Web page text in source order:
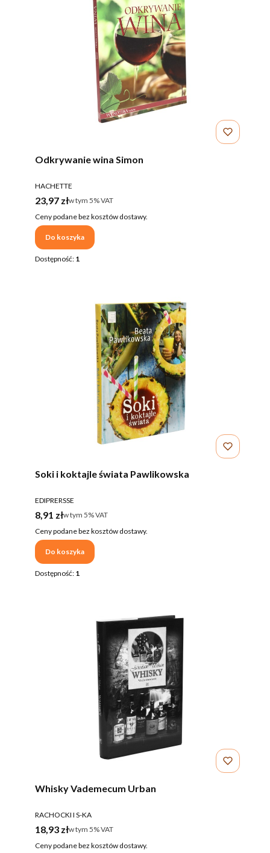
Odkrywanie wina Simon
PRODUCENT
HACHETTE
Cena brutto
23,97 złw tym %s VAT
w tym 5%VAT
Ceny podane bez kosztów dostawy.
Do koszyka
Dostępność: 1
Soki i koktajle świata Pawlikowska
PRODUCENT
EDIPRERSSE
Cena brutto
8,91 złw tym %s VAT
w tym 5%VAT
Ceny podane bez kosztów dostawy.
Do koszyka
Dostępność: 1
Whisky Vademecum Urban
PRODUCENT
RACHOCKI I S-KA
Cena brutto
18,93 złw tym %s VAT
w tym 5%VAT
Ceny podane bez kosztów dostawy.